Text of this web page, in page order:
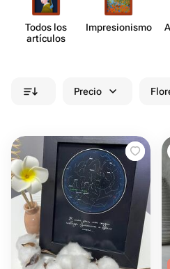
Todos los
artículos
Impresi​onismo
Precio